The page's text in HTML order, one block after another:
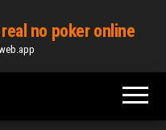
no poker online